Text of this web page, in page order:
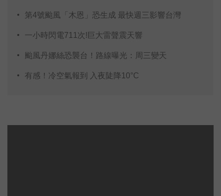
第4號颱風「木恩」恐生成 最快週三影響台灣
一小時閃電711次!巨大雷聲震天響
颱風丹娜絲恐襲台！路線曝光：周三變天
有感！冷空氣報到 入夜陡降10°C